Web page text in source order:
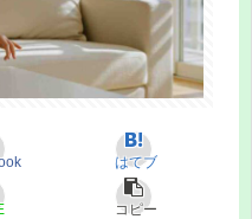
はてブ
コピー